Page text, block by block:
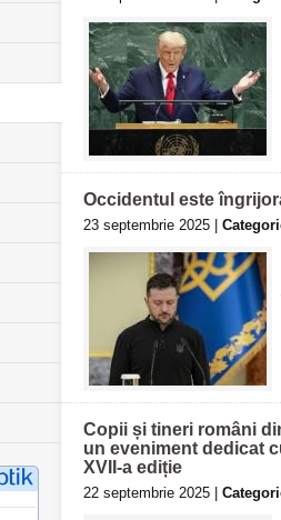
Occidentul este
23 septembrie 2025 |
Сopii și tineri români
un eveniment dedicat
XVII-a ediție
22 septembrie 2025 |